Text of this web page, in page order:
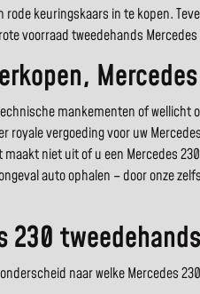
keuringskaars in te kopen.
voorraad tweedehands
mankementen of
royale vergoeding voor uw
niet uit of u een Mercedes
auto ophalen – door onze
230
naar welke Mercedes